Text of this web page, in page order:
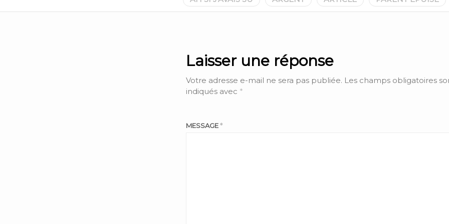
Laisser une réponse
Votre adresse e-mail ne sera pas publiée. Les champs obligatoires
indiqués avec *
MESSAGE*